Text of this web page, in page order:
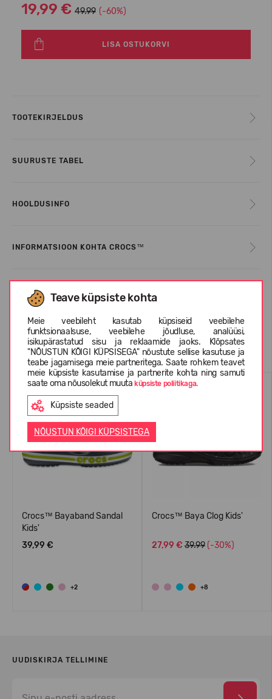
Teave küpsiste kohta
Meie veebileht kasutab küpsiseid veebilehe
funktsionaalsuse, veebilehe jõudluse, analüüsi,
isikupärastatud sisu ja reklaamide jaoks. Klõpsates
"NÕUSTUN KÕIGI KÜPSISEGA" nõustute sellise kasutuse ja
teabe jagamisega meie partneritega. Saate rohkem teavet
meie küpsiste kasutamise ja partnerite kohta ning samuti
saate oma nõusolekut muutaküpsiste poliitikaga.
Küpsiste seaded
NÕUSTUN KÕIGI KÜPSISTEGA
19,99 € 49.99 (-60%)
LISA OSTUKORVI
TOOTEKIRJELDUS
SUURUSTE TABEL
HOOLDUSINFO
INFORMATSIOON KOHTA CROCS™
KLIENTIDE ARVUSTUSED (0)
Sarnased tooted
SUVEKS
Crocs™ Bayaband Sandal
Kids'
39,99 €
+2
SUVEKS
Crocs™ Baya Clog Kids'
27,99 € 39.99 (-30%)
+8
UUDISKIRJA TELLIMINE